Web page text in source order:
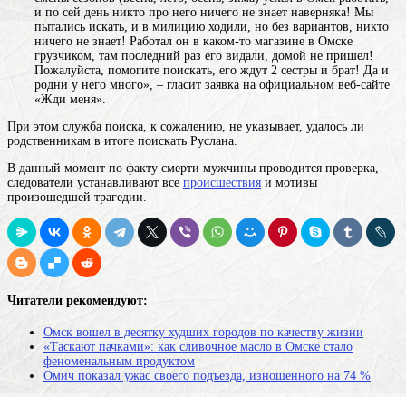
и по сей день никто про него ничего не знает наверняка! Мы
пытались искать, и в милицию ходили, но без вариантов, никто
ничего не знает! Работал он в каком-то магазине в Омске
грузчиком, там последний раз его видали, домой не пришел!
Пожалуйста, помогите поискать, его ждут 2 сестры и брат! Да и
родни у него много», – гласит заявка на официальном веб-сайте
«Жди меня».
При этом служба поиска, к сожалению, не указывает, удалось ли
родственникам в итоге поискать Руслана.
В данный момент по факту смерти мужчины проводится проверка,
следователи устанавливают все происшествия и мотивы
произошедшей трагедии.
Читатели рекомендуют:
Омск вошел в десятку худших городов по качеству жизни
«Таскают пачками»: как сливочное масло в Омске стало
феноменальным продуктом
Омич показал ужас своего подъезда, изношенного на 74 %